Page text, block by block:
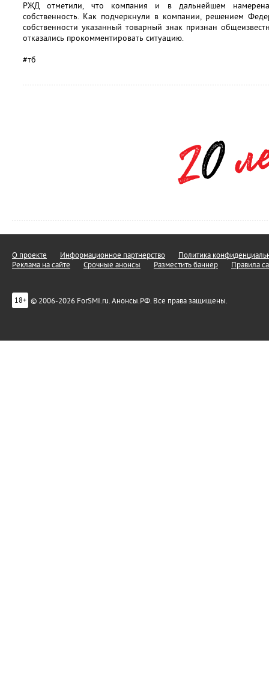
РЖД отметили, что компания и в дальнейшем
собственность. Как подчеркнули в компании, решением
собственности указанный товарный знак признан
отказались прокомментировать ситуацию.
#тб
О проекте Информационное партнерство
Политика
Реклама на сайте
Срочные анонсы Разместить баннер Правила
18+ © 2006-2026 ForSMI.ru. Анонсы.РФ. Все права защищены.